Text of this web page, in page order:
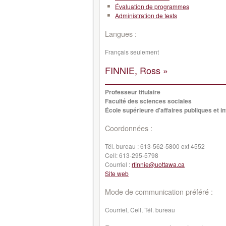
Évaluation de programmes
Administration de tests
Langues :
Français seulement
FINNIE, Ross »
Professeur titulaire
Faculté des sciences sociales
École supérieure d'affaires publiques et
Coordonnées :
Tél. bureau :613-562-5800 ext 4552
Cell:613-295-5798
Courriel :rfinnie@uottawa.ca
Site web
Mode de communication préféré :
Courriel, Cell, Tél. bureau